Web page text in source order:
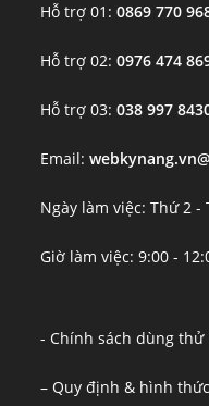
Hỗ trợ 01:0869 770
Hỗ trợ 02:0976 474
Hỗ trợ 03:038 997
Email:
Ngày làm việc: Thứ 2 -
Giờ làm việc: 9:00 -
- Chính sách dùng thử
– Quy định & hình